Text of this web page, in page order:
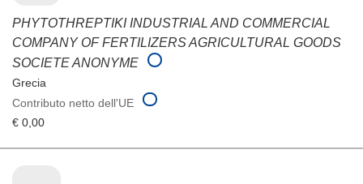
PHYTOTHREPTIKI INDUSTRIAL AND COMMERCIAL
COMPANY OF FERTILIZERS AGRICULTURAL GOODS
SOCIETE ANONYME
Grecia
Contributo netto dell'UE
€ 0,00